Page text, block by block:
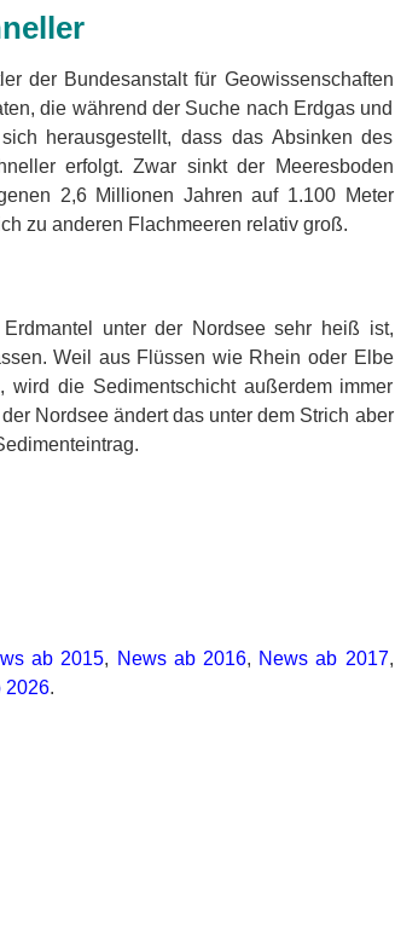
der Bundesanstalt für Geowissenschaften
die während der Suche nach Erdgas und
herausgestellt, dass das Absinken des
erfolgt. Zwar sinkt der Meeresboden
2,6 Millionen Jahren auf 1.100 Meter
zu anderen Flachmeeren relativ groß.
unter der Nordsee sehr heiß ist,
Weil aus Flüssen wie Rhein oder Elbe
die Sedimentschicht außerdem immer
Nordsee ändert das unter dem Strich aber
ab 2015, News ab 2016, News ab 2017,
2026.